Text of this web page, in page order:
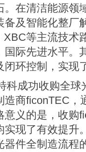
。在清洁能源领
备及智能化整厂
等主流技术
国际先进水平。
环控制，实现
科成功收购全
商ficonTEC，
义的是，收购
现了有效提升
件全制造流程